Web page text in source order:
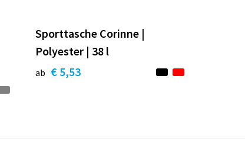
Sporttasche Corinne |
Polyester | 38 l
ab € 5,53